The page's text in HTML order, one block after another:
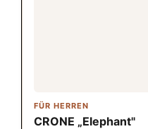
FÜR HERREN
CRONE „Elephant"